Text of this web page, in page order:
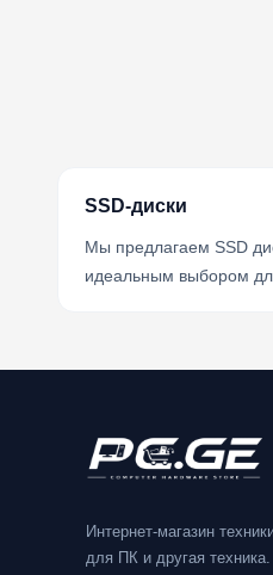
SSD-диски
Мы предлагаем SSD
идеальным выбором
Интернет-магазин
для ПК и другая